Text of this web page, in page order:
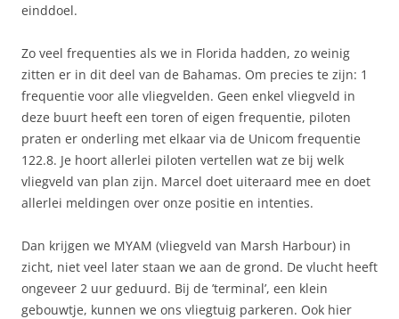
einddoel.
Zo veel frequenties als we in Florida hadden, zo weinig
zitten er in dit deel van de Bahamas. Om precies te zijn: 1
frequentie voor alle vliegvelden. Geen enkel vliegveld in
deze buurt heeft een toren of eigen frequentie, piloten
praten er onderling met elkaar via de Unicom frequentie
122.8. Je hoort allerlei piloten vertellen wat ze bij welk
vliegveld van plan zijn. Marcel doet uiteraard mee en doet
allerlei meldingen over onze positie en intenties.
Dan krijgen we MYAM (vliegveld van Marsh Harbour) in
zicht, niet veel later staan we aan de grond. De vlucht heeft
ongeveer 2 uur geduurd. Bij de ’terminal’, een klein
gebouwtje, kunnen we ons vliegtuig parkeren. Ook hier